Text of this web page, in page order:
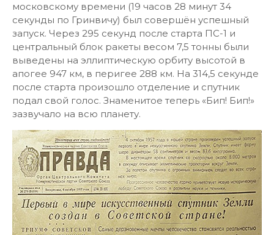
московскому времени (19 часов 28 минут 34
секунды по Гринвичу) был совершён успешный
запуск. Через 295 секунд после старта ПС-1 и
центральный блок ракеты весом 7,5 тонны были
выведены на эллиптическую орбиту высотой в
апогее 947 км, в перигее 288 км. На 314,5 секунде
после старта произошло отделение и спутник
подал свой голос. Знаменитое теперь «Бип! Бип!»
зазвучало на всю планету.